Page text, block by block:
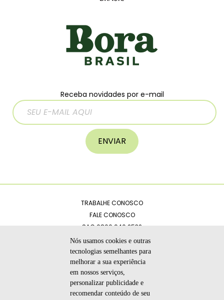
Receba novidades por e-mail
ENVIAR
TRABALHE CONOSCO
FALE CONOSCO
SAC 0800 940 2532
CATÁLOGOS
POLÍTICA DE PRIVACIDADE
CÓDIGO DE ÉTICA
Nós usamos cookies e outras
tecnologias semelhantes para
melhorar a sua experiência
em nossos serviços,
personalizar publicidade e
recomendar conteúdo de seu